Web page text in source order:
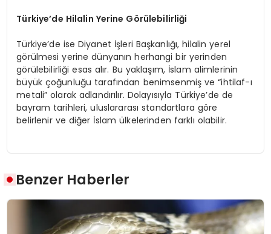
Türkiye’de Hilalin Yerine Görülebilirliği
Türkiye’de ise Diyanet İşleri Başkanlığı, hilalin yerel
görülmesi yerine dünyanın herhangi bir yerinden
görülebilirliği esas alır. Bu yaklaşım, İslam alimlerinin
büyük çoğunluğu tarafından benimsenmiş ve “ihtilaf-ı
metali” olarak adlandırılır. Dolayısıyla Türkiye’de de
bayram tarihleri, uluslararası standartlara göre
belirlenir ve diğer İslam ülkelerinden farklı olabilir.
Benzer Haberler